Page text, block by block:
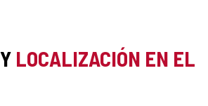
LOCALIZACIÓN EN EL